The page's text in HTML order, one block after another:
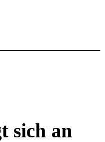
sich an